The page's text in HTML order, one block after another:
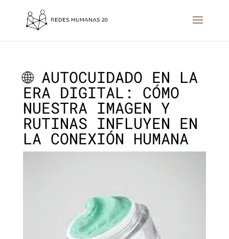
🌐 AUTOCUIDADO EN LA
ERA DIGITAL: CÓMO
NUESTRA IMAGEN Y
RUTINAS INFLUYEN EN
LA CONEXIÓN HUMANA